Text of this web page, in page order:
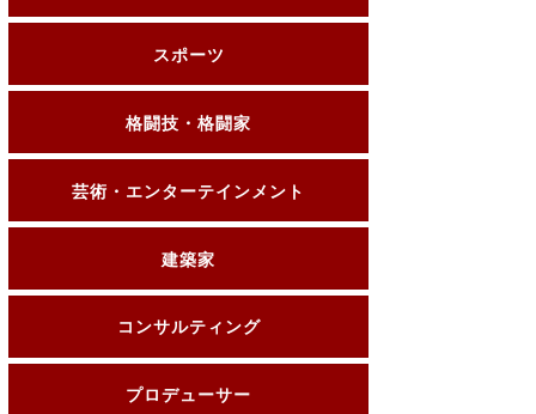
スポーツ
格闘技・格闘家
芸術・エンターテインメント
建築家
コンサルティング
プロデューサー